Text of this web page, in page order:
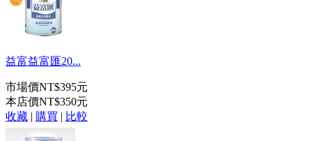
益富益富匯20...
市場價NT$395元
本店價NT$350元
收藏 | 購買 | 比較